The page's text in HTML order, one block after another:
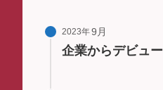
2023年
企業からデビュー